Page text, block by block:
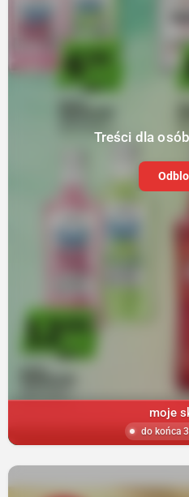
Treści dla
moje
do końca